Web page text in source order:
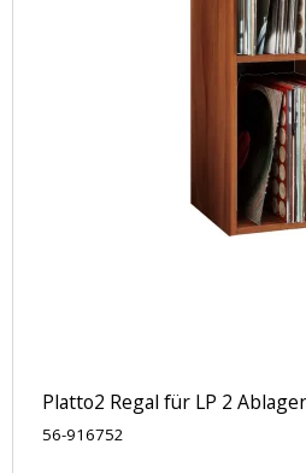
Platto2 Regal für LP 2
56-916752